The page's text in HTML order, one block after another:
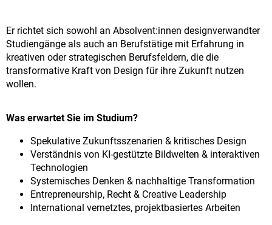
Er richtet sich sowohl an Absolvent:innen designverwandter
Studiengänge als auch an Berufstätige mit Erfahrung in
kreativen oder strategischen Berufsfeldern, die die
transformative Kraft von Design für ihre Zukunft nutzen
wollen.
Was erwartet Sie im Studium?
Spekulative Zukunftsszenarien & kritisches Design
Verständnis von KI-gestützte Bildwelten & interaktiven
Technologien
Systemisches Denken & nachhaltige Transformation
Entrepreneurship, Recht & Creative Leadership
International vernetztes, projektbasiertes Arbeiten